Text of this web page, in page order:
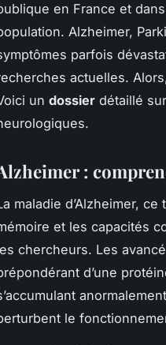
en France et
Alzheimer,
parfois
actuelles.
un dossier détaillé
:
maladie d’Alzheimer,
et les capacités
chercheurs. Les
d’une
le